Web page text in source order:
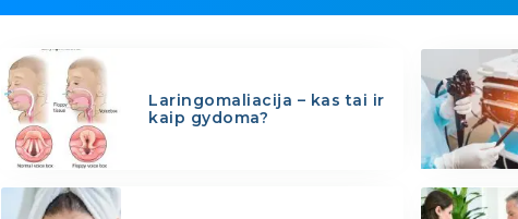
Laringomaliacija – kas tai ir
kaip gydoma?